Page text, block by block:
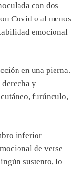
con dos
Covid o al menos
emocional
en una pierna.
y
furúnculo,
inferior
de verse
sustento, lo